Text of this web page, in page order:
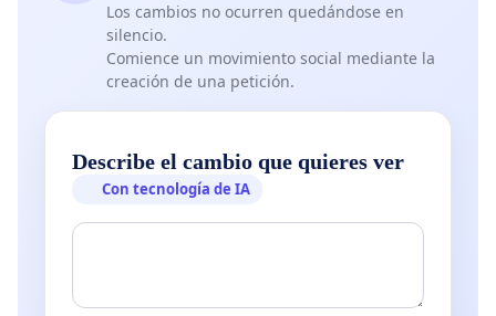
Los cambios no ocurren quedándose en
silencio.
Comience un movimiento social mediante la
creación de una petición.
Describe el cambio que quieres ver
Con tecnología de IA